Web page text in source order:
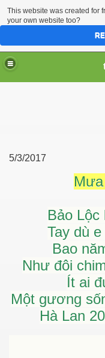
5/3/2017
Bảo
Tay dù
Bao
Như đôi
Ít ai
Một gương
Hà Lan
This website was created for
your own website too?